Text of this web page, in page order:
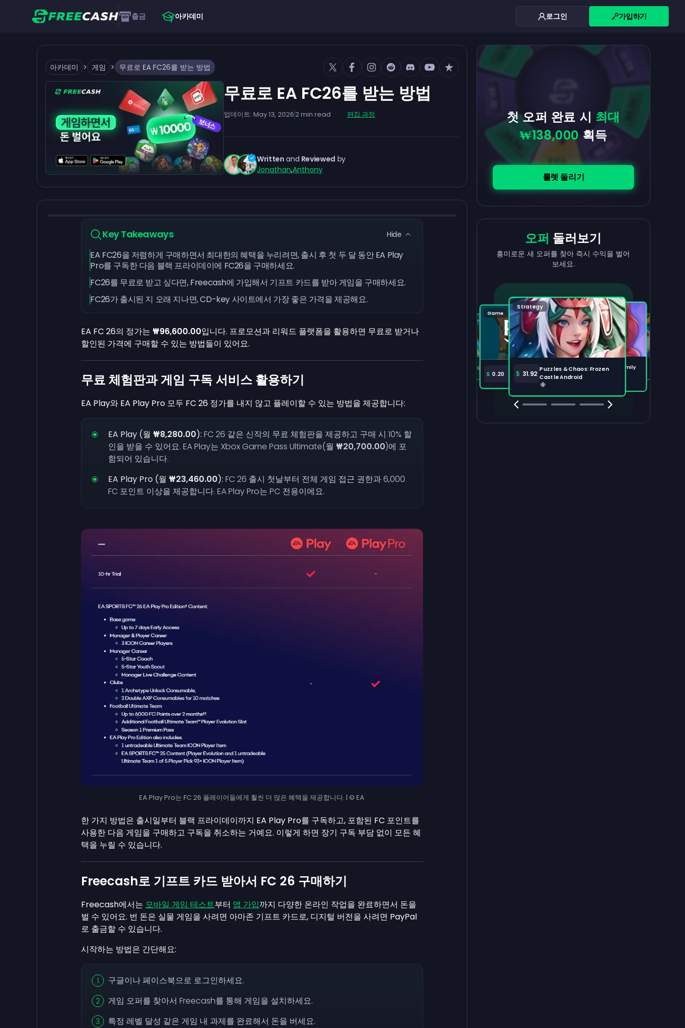
출금 아카데미 로그인 가입하기
아카데미 > 게임 > 무료로 EA FC26를 받는 방법
무료로 EA FC26를 받는 방법
업데이트: May 13, 20262min read 편집 과정
Written and Reviewed by
Jonathan,Anthony
Key Takeaways Hide
EA FC26을 저렴하게 구매하면서 최대한의 혜택을 누리려면, 출시 후 첫 두 달 동안 EA Play
Pro를 구독한 다음 블랙 프라이데이에 FC26을 구매하세요.
FC26를 무료로 받고 싶다면, Freecash에 가입해서 기프트 카드를 받아 게임을 구매하세요.
FC26가 출시된 지 오래 지나면, CD-key 사이트에서 가장 좋은 가격을 제공해요.
EA FC 26의 정가는 ₩96,600.00입니다. 프로모션과 리워드 플랫폼을 활용하면 무료로 받거나
할인된 가격에 구매할 수 있는 방법들이 있어요.
무료 체험판과 게임 구독 서비스 활용하기
EA Play와 EA Play Pro 모두 FC 26 정가를 내지 않고 플레이할 수 있는 방법을 제공합니다:
EA Play (월 ₩8,280.00): FC 26 같은 신작의 무료 체험판을 제공하고 구매 시 10% 할
인을 받을 수 있어요. EA Play는 Xbox Game Pass Ultimate(월 ₩20,700.00)에 포
함되어 있습니다.
EA Play Pro (월 ₩23,460.00): FC 26 출시 첫날부터 전체 게임 접근 권한과 6,000
FC 포인트 이상을 제공합니다. EA Play Pro는 PC 전용이에요.
EA Play Pro는 FC 26 플레이어들에게 훨씬 더 많은 혜택을 제공합니다. | © EA
한 가지 방법은 출시일부터 블랙 프라이데이까지 EA Play Pro를 구독하고, 포함된 FC 포인트를
사용한 다음 게임을 구매하고 구독을 취소하는 거예요. 이렇게 하면 장기 구독 부담 없이 모든 혜
택을 누릴 수 있습니다.
Freecash로 기프트 카드 받아서 FC 26 구매하기
Freecash에서는 모바일 게임 테스트부터 앱 가입까지 다양한 온라인 작업을 완료하면서 돈을
벌 수 있어요. 번 돈은 실물 게임을 사려면 아마존 기프트 카드로, 디지털 버전을 사려면 PayPal
로 출금할 수 있습니다.
시작하는 방법은 간단해요:
구글이나 페이스북으로 로그인하세요.
게임 오퍼를 찾아서 Freecash를 통해 게임을 설치하세요.
특정 레벨 달성 같은 게임 내 과제를 완료해서 돈을 버세요.
첫 오퍼 완료 시 최대
₩138,000획득
룰렛 돌리기
$100
$5.00
$5.00
$0.10 $5.00
$0.10
오퍼 둘러보기
흥미로운 새 오퍼를 찾아 즉시 수익을 벌어
보세요.
Tabletop
$ 36.02 Bingo Dice iOS
Puzzle
$ 30.00Merge Help: Warm Family
Android
Strategy
$ 31.92 Puzzles & Chaos: Frozen
Castle Android
Game
$ 0.20 Amazon Prime
Game
36.97
리워드받기
태스크를 완료하고 잔액이 늘어나는 걸
지켜보세요.
100,000
주요 오퍼 전체 보기
Clash Royale
현금으로출금
수익을 빠르고 간편하게 현금화하세요.